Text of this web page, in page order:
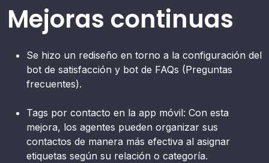
Mejoras continuas
Se hizo un rediseño en torno a la configuración del
bot de satisfacción y bot de FAQs (Preguntas
frecuentes).
Tags por contacto en la app móvil: Con esta
mejora, los agentes pueden organizar sus
contactos de manera más efectiva al asignar
etiquetas según su relación o categoría.